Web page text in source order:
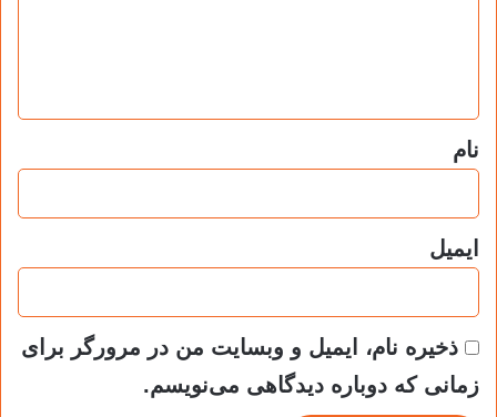
نام
ایمیل
ذخیره نام، ایمیل و وبسایت من در مرورگر برای
زمانی که دوباره دیدگاهی می‌نویسم.